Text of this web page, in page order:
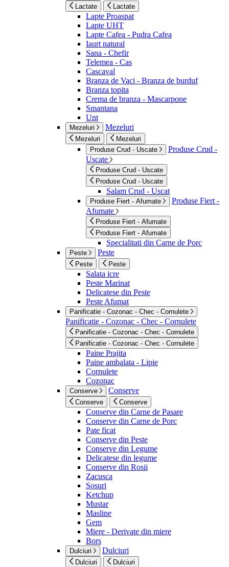
Lactate Lactate
Lapte Proaspat
Lapte UHT
Lapte Cafea - Pudra Cafea
Iaurt natural
Sana - Chefir
Telemea - Cas
Cascaval
Branza de Vaci - Branza de burduf
Branza topita
Crema de branza - Mascarpone
Smantana
Unt
Mezeluri Mezeluri
Mezeluri
Mezeluri
Produse Crud - Uscate
Produse Crud -
Uscate
Produse Crud - Uscate
Produse Crud - Uscate
Salam Crud - Uscat
Produse Fiert - Afumate
Produse Fiert -
Afumate
Produse Fiert - Afumate
Produse Fiert - Afumate
Specialitati din Carne de Porc
Peste Peste
Peste Peste
Salata icre
Peste Marinat
Delicatese din Peste
Peste Afumat
Panificatie - Cozonac - Chec - Cornulete
Panificatie - Cozonac - Chec - Cornulete
Panificatie - Cozonac - Chec - Cornulete
Panificatie - Cozonac - Chec - Cornulete
Paine Prajita
Paine ambalata - Lipie
Cornulete
Cozonac
Conserve Conserve
Conserve Conserve
Conserve din Carne de Pasare
Conserve din Carne de Porc
Pate ficat
Conserve din Peste
Conserve din Legume
Delicatese din legume
Conserve din Rosii
Zacusca
Sosuri
Ketchup
Mustar
Masline
Gem
Miere - Derivate din miere
Bors
Dulciuri Dulciuri
Dulciuri Dulciuri